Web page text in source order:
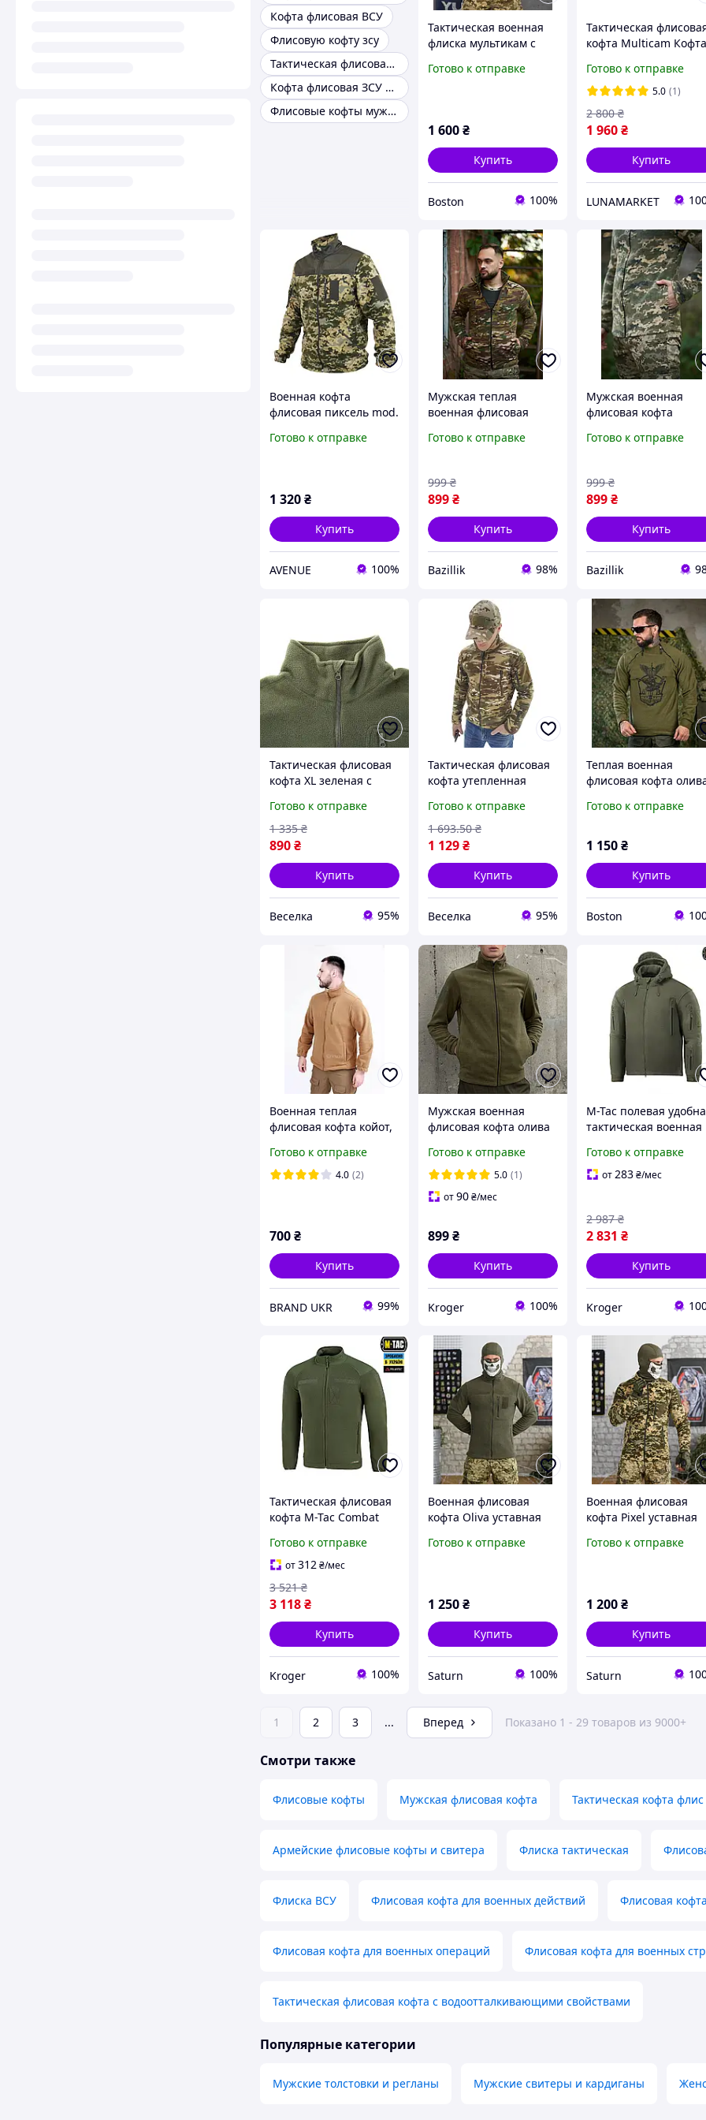
Кофта флисовая ВСУ
Флисовую кофту зсу
Тактическая флисовая кофта 50
Кофта флисовая ЗСУ хаки с капюшоном
Флисовые кофты мужские военные зсу
Тактическая военная
флиска мультикам с
армейская флиска
_M2_zx8c
Готово к отправке
1 600₴
Купить
Boston 100%
Тактическая
кофта Multicam Кофта
Militex Tactical Военная
флисовая кофта с
карманами
Готово к отправке
5.0 (1)
1 960₴
2 800 ₴
Купить
LUNAMARKET
Военная кофта
флисовая пиксель mod.
Готово к отправке
1 320₴
Купить
AVENUE 100%
Мужская теплая
военная флисовая
шевронами мультикам
Готово к отправке
899₴
999 ₴
Купить
Bazillik 98%
Мужская военная
флисовая кофта
для шевронов
Готово к отправке
899₴
999 ₴
Купить
Bazillik
Тактическая флисовая
кофта XL зеленая с
карманом для военных
и туристов FLAME
Готово к отправке
890₴
1 335 ₴
Купить
Веселка 95%
Тактическая флисовая
кофта утепленная
туристов активного
отдыха зимняя FLAME
Готово к отправке
1 129₴
1 693.50 ₴
Купить
Веселка 95%
Теплая военная
флисовая кофта
плотная военная
флиска ДШВ олива
_M2_zx8c
Готово к отправке
1 150₴
Купить
Boston
Военная теплая
флисовая кофта койот,
Готово к отправке
4.0 (2)
700₴
Купить
BRAND UKR 99%
Мужская военная
флисовая кофта олива
Тактическая теплая
флиска
Готово к отправке
5.0 (1)
от90₴/мес
899₴
Купить
Kroger 100%
M-Tac полевая
тактическая военная
капюшоном
Готово к отправке
от283₴/мес
2 831 ₴
2 987 ₴
Купить
Kroger
Тактическая флисовая
кофта M-Tac Combat
флисовая кофта хаки
теплая армейская
флиска
Готово к отправке
от312₴/мес
3 118₴
3 521 ₴
Купить
Kroger 100%
Военная флисовая
кофта Oliva уставная
флисовая кофта с
Готово к отправке
1 250₴
Купить
Saturn 100%
Военная флисовая
кофта Pixel уставная
пиксельная флисовая
Готово к отправке
1 200₴
Купить
Saturn
1 2 3 ... Вперед Показано 1 - 29 товаров из 9000+
Смотри также
Флисовые кофты Мужская флисовая кофта Тактическая кофта флис
Армейские флисовые кофты и свитера Флиска тактическая
Флиска ВСУ Флисовая кофта для военных действий Флисовая
Флисовая кофта для военных операций Флисовая кофта для военных
Тактическая флисовая кофта с водоотталкивающими свойствами
Популярные категории
Мужские толстовки и регланы Мужские свитеры и кардиганы